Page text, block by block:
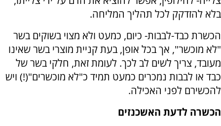
בלא להזדקק לכל תהליך המליחה.
הכשרת כבד-לבבות- כיום, כמעט ולא מצוי בשוקים בשר
"לא מוכשר", אך בכל אופן, בעת קניית מוצרי בשר שאינו
מעובד, צריך לשים לב לכך. לעומת זאת, חלקי בשר של
כבד או לבבות נמכרים כמעט תמיד כ"לא מוכשרים"(!) ויש
להכשירם לפני האכילה.
הכשרה לדעת האשכנזים